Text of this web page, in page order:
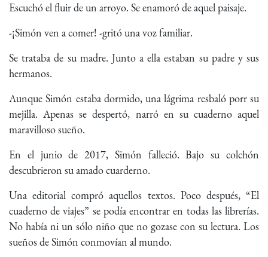
Escuchó el fluir de un arroyo. Se enamoró de aquel paisaje.
-¡Simón ven a comer! -gritó una voz familiar.
Se trataba de su madre. Junto a ella estaban su padre y sus
hermanos.
Aunque Simón estaba dormido, una lágrima resbaló porr su
mejilla. Apenas se despertó, narró en su cuaderno aquel
maravilloso sueño.
En el junio de 2017, Simón falleció. Bajo su colchón
descubrieron su amado cuarderno.
Una editorial compró aquellos textos. Poco después, “El
cuaderno de viajes” se podía encontrar en todas las librerías.
No había ni un sólo niño que no gozase con su lectura. Los
sueños de Simón conmovían al mundo.